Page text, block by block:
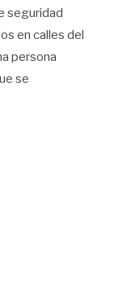
seguridad
en calles del
persona
se